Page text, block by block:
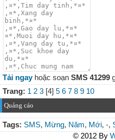
Tải ngayhoặc soạn SMS 41299
Trang: 1 2 3 [4] 5 6 7 8 9 10
Quảng cáo
Tags: SMS, Mừng, Năm, Mới, -,
© 2012 By